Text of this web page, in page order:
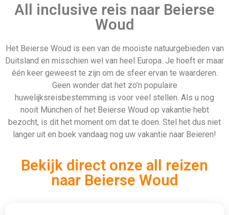
All inclusive reis naar Beierse
Woud
Het Beierse Woud is een van de mooiste natuurgebieden van
Duitsland en misschien wel van heel Europa. Je hoeft er maar
één keer geweest te zijn om de sfeer ervan te waarderen.
Geen wonder dat het zo’n populaire
huwelijksreisbestemming is voor veel stellen. Als u nog
nooit München of het Beierse Woud op vakantie hebt
bezocht, is dit het moment om dat te doen. Stel het dus niet
langer uit en boek vandaag nog uw vakantie naar Beieren!
Bekijk direct onze all reizen
naar Beierse Woud